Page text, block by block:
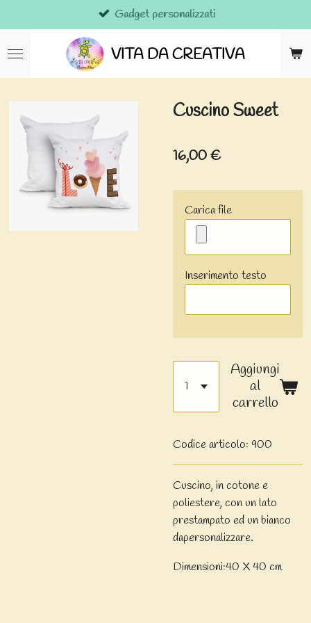
al
contenuto
VITA DA CREATIVA
Gadget personalizzati
Cuscino Sweet
16,00 €
Carica file
Inserimento testo
Aggiungi
al
carrello
Codice articolo: 900
Cuscino, in cotone e
poliestere, con un lato
prestampato ed un bianco
dapersonalizzare.
Dimensioni:40 X 40 cm